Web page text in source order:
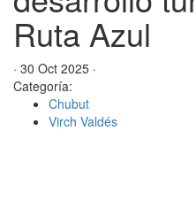
Ruta Azul
· 30 Oct 2025 ·
Categoría:
Chubut
Virch Valdés